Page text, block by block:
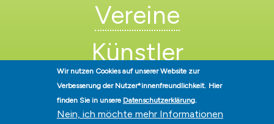
Vereine
Künstler
Wir nutzen Cookies auf unserer Website zur
Verbesserung der Nutzer*innenfreundlichkeit. Hier
finden Sie in unsere Datenschutzerklärung.
Nein, ich möchte mehr Informationen